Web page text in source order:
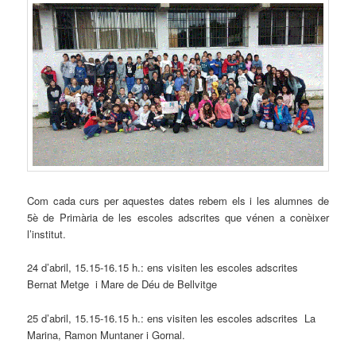
Com cada curs per aquestes dates rebem els i les alumnes de
5è de Primària de les escoles adscrites que vénen a conèixer
l’institut.
24 d’abril, 15.15-16.15 h.: ens visiten les escoles adscrites
Bernat Metge i Mare de Déu de Bellvitge
25 d’abril, 15.15-16.15 h.: ens visiten les escoles adscrites La
Marina, Ramon Muntaner i Gornal.